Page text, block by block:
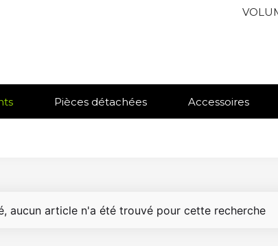
Pièces détachées Accessoires
aucun article n'a été trouvé pour cette recherche